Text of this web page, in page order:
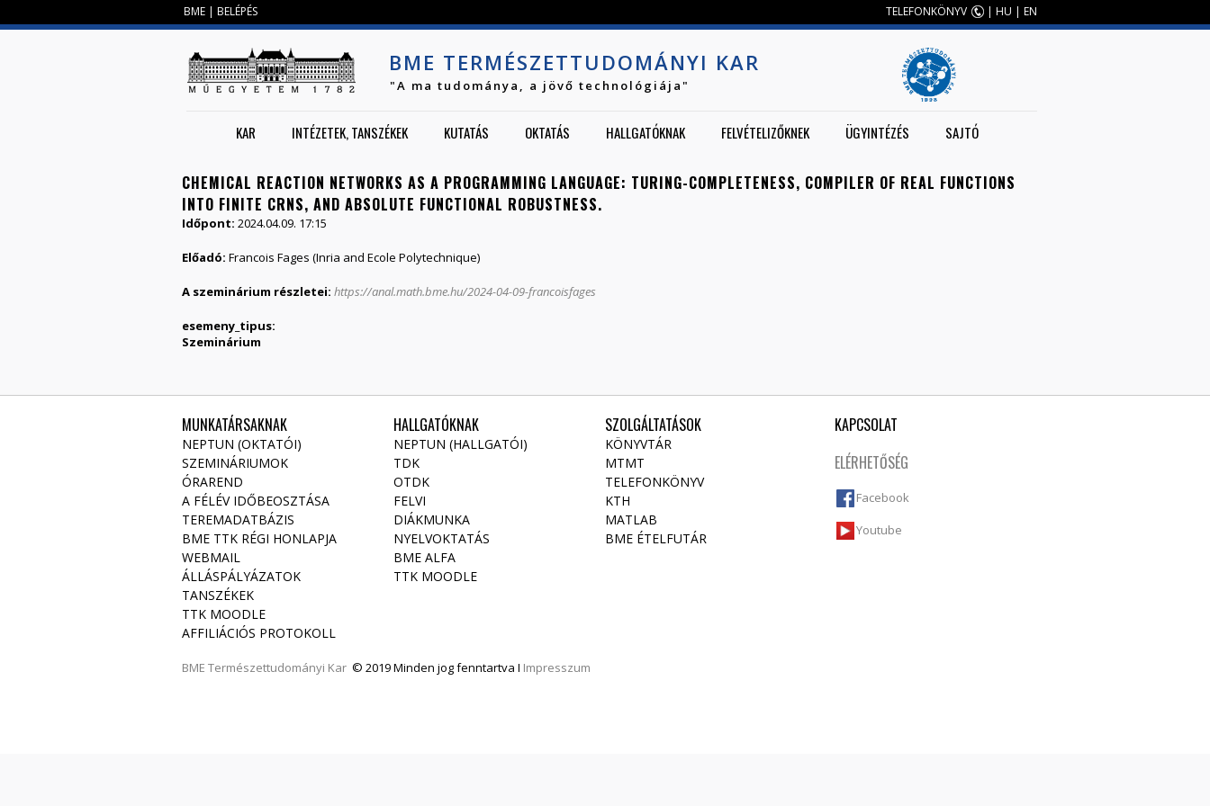
BME | BELÉPÉS TELEFONKÖNYV | HU | EN
BME TERMÉSZETTUDOMÁNYI KAR
"A ma tudománya, a jövő technológiája"
KAR INTÉZETEK, TANSZÉKEK KUTATÁS OKTATÁS HALLGATÓKNAK FELVÉTELIZŐKNEK ÜGYINTÉZÉS SAJTÓ
CHEMICAL REACTION NETWORKS AS A PROGRAMMING LANGUAGE: TURING-COMPLETENESS, COMPILER OF REAL FUNCTIONS
INTO FINITE CRNS, AND ABSOLUTE FUNCTIONAL ROBUSTNESS.
Időpont: 2024.04.09. 17:15
Előadó: Francois Fages (Inria and Ecole Polytechnique)
A szeminárium részletei: https://anal.math.bme.hu/2024-04-09-francoisfages
esemeny_tipus:
Szeminárium
MUNKATÁRSAKNAK
NEPTUN (OKTATÓI)
SZEMINÁRIUMOK
ÓRAREND
A FÉLÉV IDŐBEOSZTÁSA
TEREMADATBÁZIS
BME TTK RÉGI HONLAPJA
WEBMAIL
ÁLLÁSPÁLYÁZATOK
TANSZÉKEK
TTK MOODLE
AFFILIÁCIÓS PROTOKOLL
BME Természettudományi Kar © 2019 Minden jog fenntartva I Impresszum
HALLGATÓKNAK
NEPTUN (HALLGATÓI)
TDK
OTDK
FELVI
DIÁKMUNKA
NYELVOKTATÁS
BME ALFA
TTK MOODLE
SZOLGÁLTATÁSOK
KÖNYVTÁR
MTMT
TELEFONKÖNYV
KTH
MATLAB
BME ÉTELFUTÁR
KAPCSOLAT
ELÉRHETŐSÉG
Facebook
Youtube